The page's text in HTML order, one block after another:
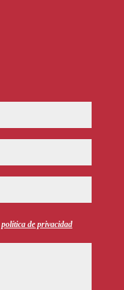
política de privacidad